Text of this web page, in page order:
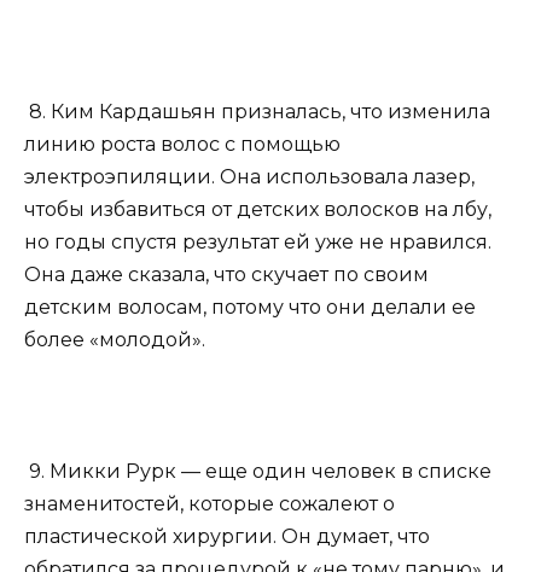
8. Ким Кардашьян призналась, что изменила
линию роста волос с помощью
электроэпиляции. Она использовала лазер,
чтобы избавиться от детских волосков на лбу,
но годы спустя результат ей уже не нравился.
Она даже сказала, что скучает по своим
детским волосам, потому что они делали ее
более «молодой».
9. Микки Рурк — еще один человек в списке
знаменитостей, которые сожалеют о
пластической хирургии. Он думает, что